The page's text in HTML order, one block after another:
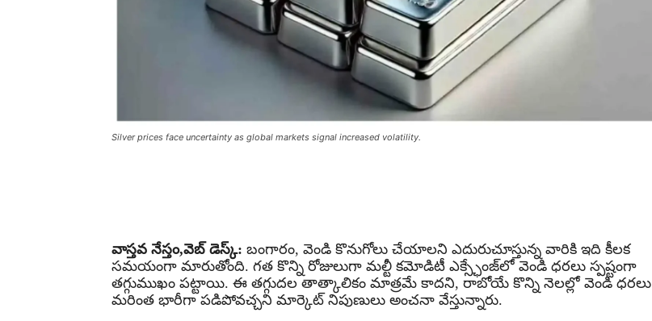
Silver prices face uncertainty as global markets signal increased volatility.
వాస్తవ నేస్తం,వెబ్ డెస్క్: బంగారం, వెండి కొనుగోలు చేయాలని ఎదురుచూస్తున్న వారికి ఇది కీలక
సమయంగా మారుతోంది. గత కొన్ని రోజులుగా మల్టీ కమోడిటీ ఎక్స్ఛేంజ్‌లో వెండి ధరలు స్పష్టంగా
తగ్గుముఖం పట్టాయి. ఈ తగ్గుదల తాత్కాలికం మాత్రమే కాదని, రాబోయే కొన్ని నెలల్లో వెండి ధరలు
మరింత భారీగా పడిపోవచ్చని మార్కెట్ నిపుణులు అంచనా వేస్తున్నారు.